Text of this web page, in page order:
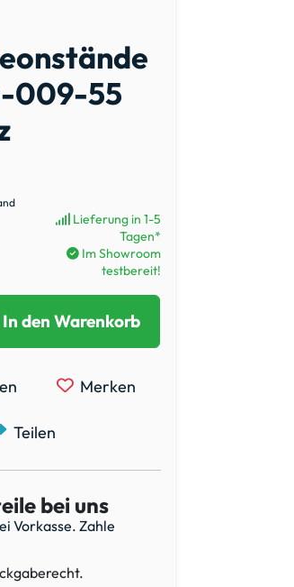
009-55
Lieferung in 1-5
Tagen*
Im Showroom
testbereit!
In den Warenkorb
Merken
Teilen
bei uns
Vorkasse. Zahle